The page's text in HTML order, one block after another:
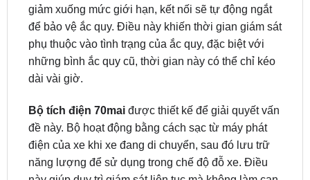
Khicam hành trìnhhoạt động ở chế độ đỗ xe, nó
lấy nguồn điện từ bình ắc quy thông qua cáp giám
sát đỗ xe. Tuy nhiên, khi điện áp của bình ắc quy
giảm xuống mức giới hạn, kết nối sẽ tự động ngắt
để bảo vệ ắc quy. Điều này khiến thời gian giám sát
những bình ắc quy cũ, thời gian này có thể chỉ kéo
dài vài giờ.
Bộ tích điện 70maiđược thiết kế để giải quyết vấn